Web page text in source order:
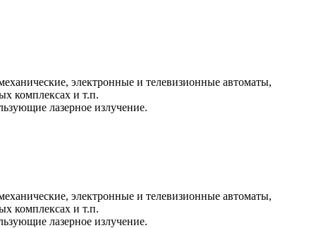
электронные и телевизионные автоматы,
комплексах и т.п.
лазерное излучение.
электронные и телевизионные автоматы,
комплексах и т.п.
лазерное излучение.